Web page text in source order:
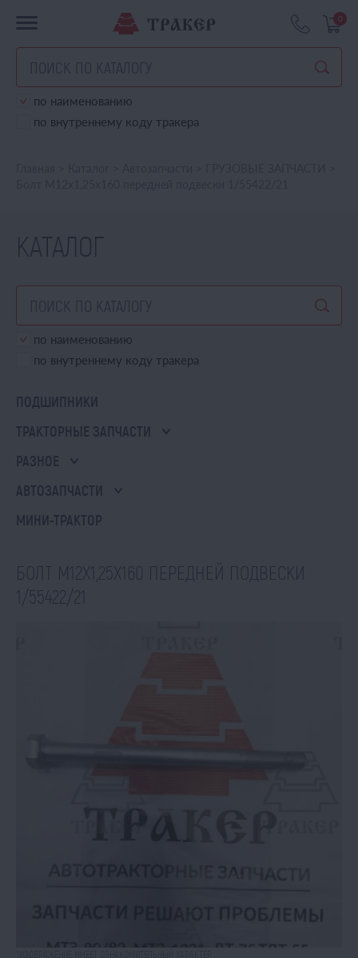
0
по наименованию
по внутреннему коду тракера
КАТАЛОГ
по наименованию
по внутреннему коду тракера
ПОДШИПНИКИ
ТРАКТОРНЫЕ ЗАПЧАСТИ
РАЗНОЕ
АВТОЗАПЧАСТИ
МИНИ-ТРАКТОР
БОЛТ М12Х1,25Х160 ПЕРЕДНЕЙ ПОДВЕСКИ
1/55422/21